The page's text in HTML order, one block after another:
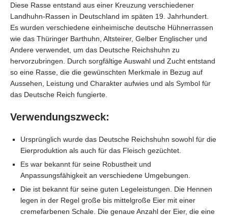
Diese Rasse entstand aus einer Kreuzung verschiedener
Landhuhn-Rassen in Deutschland im späten 19. Jahrhundert.
Es wurden verschiedene einheimische deutsche Hühnerrassen
wie das Thüringer Barthuhn, Altsteirer, Gelber Englischer und
Andere verwendet, um das Deutsche Reichshuhn zu
hervorzubringen. Durch sorgfältige Auswahl und Zucht entstand
so eine Rasse, die die gewünschten Merkmale in Bezug auf
Aussehen, Leistung und Charakter aufwies und als Symbol für
das Deutsche Reich fungierte.
Verwendungszweck:
Ursprünglich wurde das Deutsche Reichshuhn sowohl für die
Eierproduktion als auch für das Fleisch gezüchtet.
Es war bekannt für seine Robustheit und
Anpassungsfähigkeit an verschiedene Umgebungen.
Die ist bekannt für seine guten Legeleistungen. Die Hennen
legen in der Regel große bis mittelgroße Eier mit einer
cremefarbenen Schale. Die genaue Anzahl der Eier, die eine